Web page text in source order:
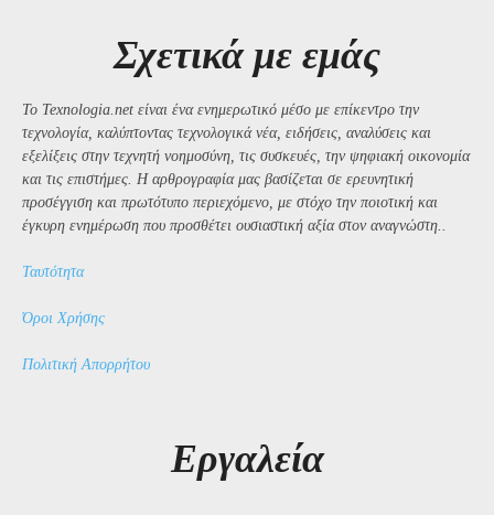
Σχετικά με εμάς
Το Texnologia.net είναι ένα ενημερωτικό μέσο με επίκεντρο την
τεχνολογία, καλύπτοντας τεχνολογικά νέα, ειδήσεις, αναλύσεις και
εξελίξεις στην τεχνητή νοημοσύνη, τις συσκευές, την ψηφιακή οικονομία
και τις επιστήμες. Η αρθρογραφία μας βασίζεται σε ερευνητική
προσέγγιση και πρωτότυπο περιεχόμενο, με στόχο την ποιοτική και
έγκυρη ενημέρωση που προσθέτει ουσιαστική αξία στον αναγνώστη..
Ταυτότητα
Όροι Χρήσης
Πολιτική Απορρήτου
Εργαλεία